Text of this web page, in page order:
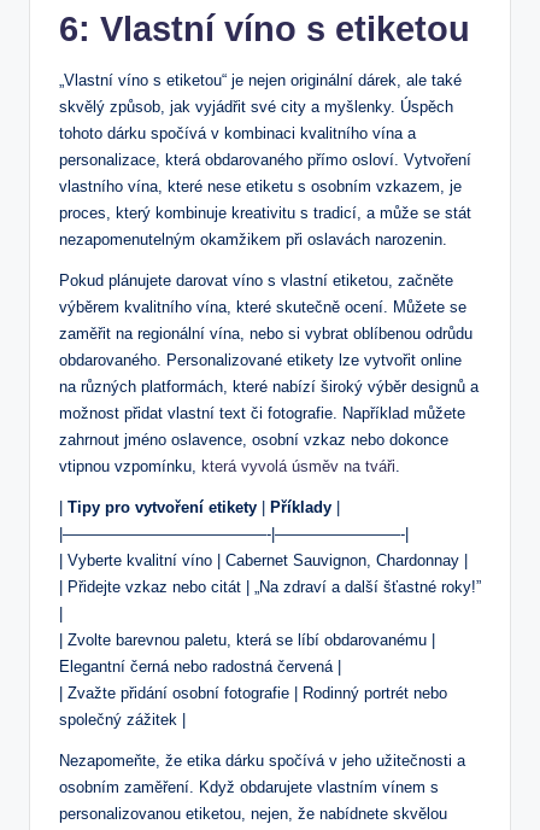
6: Vlastní víno s etiketou
„Vlastní víno s etiketou“ je nejen originální dárek, ale také
skvělý způsob, jak vyjádřit své city a myšlenky. Úspěch
tohoto dárku spočívá v kombinaci kvalitního vína a
personalizace, která obdarovaného přímo osloví. Vytvoření
vlastního vína, které nese etiketu s osobním vzkazem, je
proces, který kombinuje kreativitu s tradicí, a může se stát
nezapomenutelným okamžikem při oslavách narozenin.
Pokud plánujete darovat víno s vlastní etiketou, začněte
výběrem kvalitního vína, které skutečně ocení. Můžete se
zaměřit na regionální vína, nebo si vybrat oblíbenou odrůdu
obdarovaného. Personalizované etikety lze vytvořit online
na různých platformách, které nabízí široký výběr designů a
možnost přidat vlastní text či fotografie. Například můžete
zahrnout jméno oslavence, osobní vzkaz nebo dokonce
vtipnou vzpomínku, která vyvolá úsměv na tváři.
Tipy pro vytvoření etikety Příklady
|—————————————-|————————-|
| Vyberte kvalitní víno | Cabernet Sauvignon, Chardonnay |
| Přidejte vzkaz nebo citát | „Na zdraví a další šťastné roky!”
| Zvolte barevnou paletu, která se líbí obdarovanému |
Elegantní černá nebo radostná červená |
| Zvažte přidání osobní fotografie | Rodinný portrét nebo
společný zážitek |
Nezapomeňte, že etika dárku spočívá v jeho užitečnosti a
osobním zaměření. Když obdarujete vlastním vínem s
personalizovanou etiketou, nejen, že nabídnete skvělou